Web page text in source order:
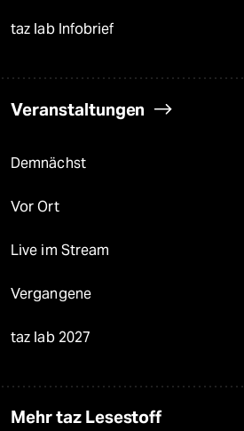
taz lab Infobrief
Veranstaltungen
Demnächst
Vor Ort
Live im Stream
Vergangene
taz lab 2027
Mehr taz Lesestoff